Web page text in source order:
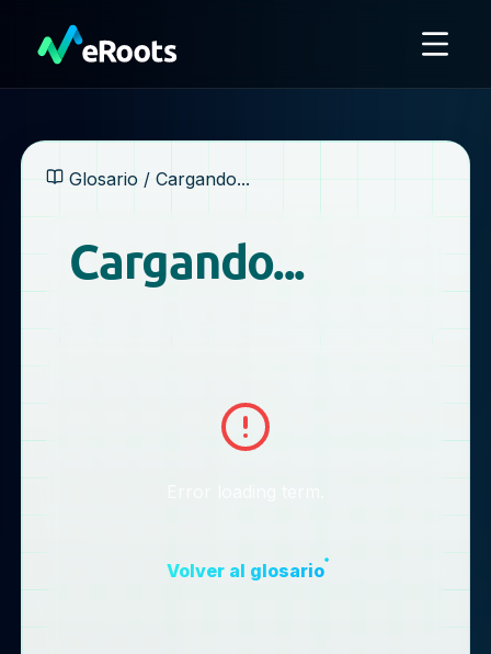
Glosario / Cargando...
Cargando...
Volver al glosario